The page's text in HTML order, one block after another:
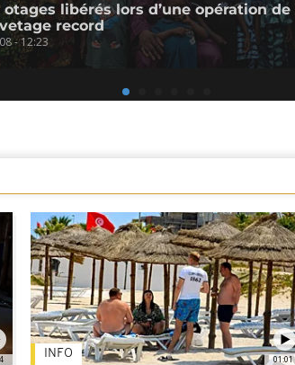
otages libérés lors d’une opération de
record
- 12:23
01:01
INFO